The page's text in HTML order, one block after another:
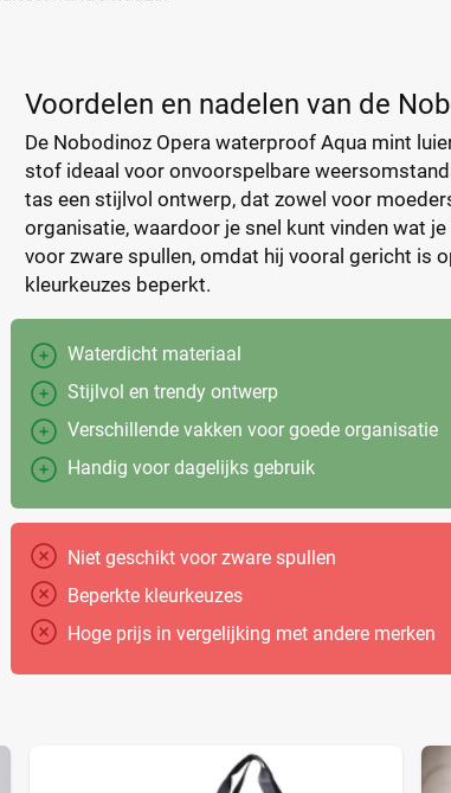
Voordelen en nadelen van de
De Nobodinoz Opera waterproof Aqua mint
stof ideaal voor onvoorspelbare
tas een stijlvol ontwerp, dat zowel voor
organisatie, waardoor je snel kunt vinden wat
voor zware spullen, omdat hij vooral gericht is
kleurkeuzes beperkt.
Waterdicht materiaal
Stijlvol en trendy ontwerp
Verschillende vakken voor goede organisatie
Handig voor dagelijks gebruik
Niet geschikt voor zware spullen
Beperkte kleurkeuzes
Hoge prijs in vergelijking met andere merken